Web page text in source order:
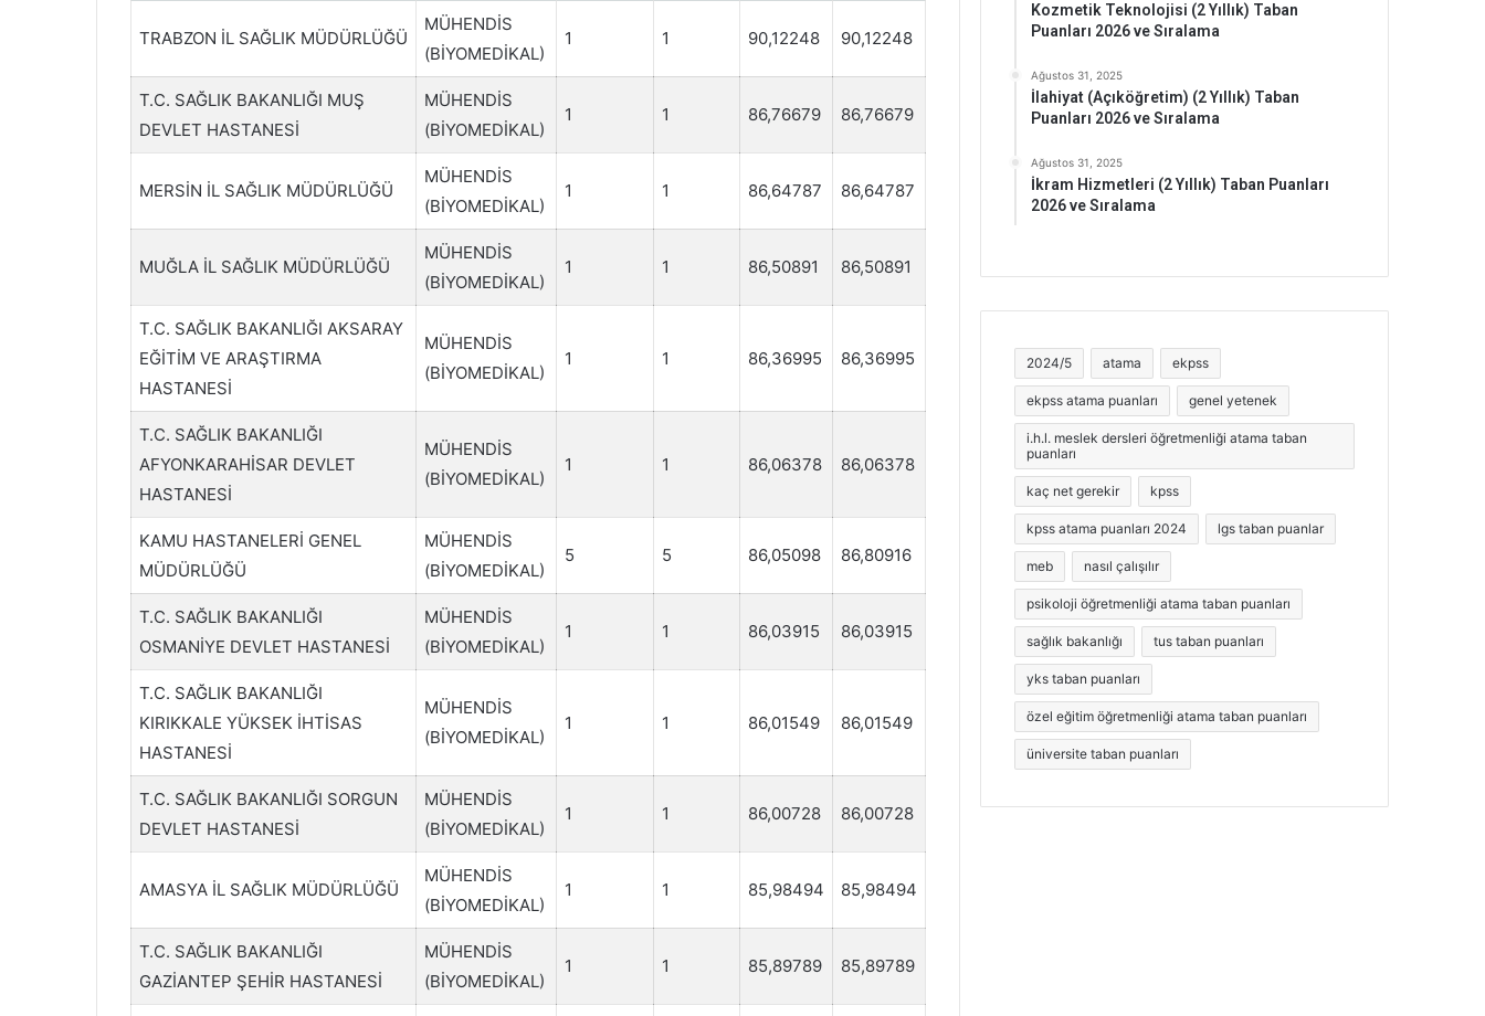
TRABZON İL SAĞLIK MÜDÜRLÜĞÜ
MÜHENDİS
(BİYOMEDİKAL)
1 1 90,12248 90,12248
T.C. SAĞLIK BAKANLIĞI MUŞ
DEVLET HASTANESİ
MÜHENDİS
(BİYOMEDİKAL)
1 1 86,76679 86,76679
MERSİN İL SAĞLIK MÜDÜRLÜĞÜ
MÜHENDİS
(BİYOMEDİKAL)
1 1 86,64787 86,64787
MUĞLA İL SAĞLIK MÜDÜRLÜĞÜ
MÜHENDİS
(BİYOMEDİKAL)
1 1 86,50891 86,50891
T.C. SAĞLIK BAKANLIĞI AKSARAY
EĞİTİM VE ARAŞTIRMA
HASTANESİ
MÜHENDİS
(BİYOMEDİKAL)
1 1 86,36995 86,36995
T.C. SAĞLIK BAKANLIĞI
AFYONKARAHİSAR DEVLET
HASTANESİ
MÜHENDİS
(BİYOMEDİKAL)
1 1 86,06378 86,06378
KAMU HASTANELERİ GENEL
MÜDÜRLÜĞÜ
MÜHENDİS
(BİYOMEDİKAL)
5 5 86,05098 86,80916
T.C. SAĞLIK BAKANLIĞI
OSMANİYE DEVLET HASTANESİ
MÜHENDİS
(BİYOMEDİKAL)
1 1 86,03915 86,03915
T.C. SAĞLIK BAKANLIĞI
KIRIKKALE YÜKSEK İHTİSAS
HASTANESİ
MÜHENDİS
(BİYOMEDİKAL)
1 1 86,01549 86,01549
T.C. SAĞLIK BAKANLIĞI SORGUN
DEVLET HASTANESİ
MÜHENDİS
(BİYOMEDİKAL)
1 1 86,00728 86,00728
AMASYA İL SAĞLIK MÜDÜRLÜĞÜ
MÜHENDİS
(BİYOMEDİKAL)
1 1 85,98494 85,98494
T.C. SAĞLIK BAKANLIĞI
GAZİANTEP ŞEHİR HASTANESİ
MÜHENDİS
(BİYOMEDİKAL)
1 1 85,89789 85,89789
Kozmetik Teknolojisi (2 Yıllık) Taban
Puanları 2026 ve Sıralama
Ağustos 31, 2025
İlahiyat (Açıköğretim) (2 Yıllık) Taban
Puanları 2026 ve Sıralama
Ağustos 31, 2025
İkram Hizmetleri (2 Yıllık) Taban Puanları
2026 ve Sıralama
2024/5 atama ekpss
ekpss atama puanları genel yetenek
i.h.l. meslek dersleri öğretmenliği atama taban
puanları
kaç net gerekir kpss
kpss atama puanları 2024 lgs taban puanlar
meb nasıl çalışılır
psikoloji öğretmenliği atama taban puanları
sağlık bakanlığı tus taban puanları
yks taban puanları
özel eğitim öğretmenliği atama taban puanları
üniversite taban puanları